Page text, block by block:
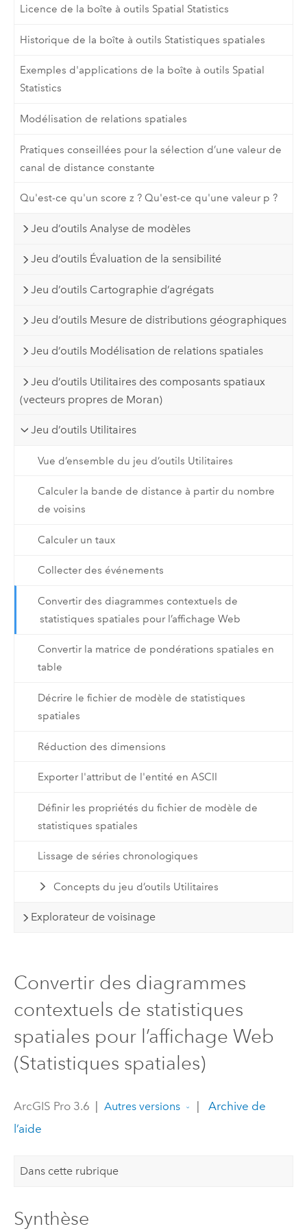
Licence de la boîte à outils Spatial Statistics
Historique de la boîte à outils Statistiques spatiales
Exemples d'applications de la boîte à outils Spatial
Statistics
Modélisation de relations spatiales
Pratiques conseillées pour la sélection d’une valeur de
canal de distance constante
Qu'est-ce qu'un score z ? Qu'est-ce qu'une valeur p ?
Jeu d’outils Analyse de modèles
Jeu d’outils Évaluation de la sensibilité
Jeu d’outils Cartographie d’agrégats
Jeu d’outils Mesure de distributions géographiques
Jeu d’outils Modélisation de relations spatiales
Jeu d’outils Utilitaires des composants spatiaux
(vecteurs propres de Moran)
Jeu d’outils Utilitaires
Vue d’ensemble du jeu d’outils Utilitaires
Calculer la bande de distance à partir du nombre
de voisins
Calculer un taux
Collecter des événements
Convertir des diagrammes contextuels de
statistiques spatiales pour l’affichage Web
Convertir la matrice de pondérations spatiales en
table
Décrire le fichier de modèle de statistiques
spatiales
Réduction des dimensions
Exporter l'attribut de l'entité en ASCII
Définir les propriétés du fichier de modèle de
statistiques spatiales
Lissage de séries chronologiques
Concepts du jeu d’outils Utilitaires
Explorateur de voisinage
Convertir des diagrammes
contextuels de statistiques
spatiales pour l’affichage Web
(Statistiques spatiales)
ArcGIS Pro 3.6 Autres versions
Archive de
l’aide
Dans cette rubrique
Synthèse